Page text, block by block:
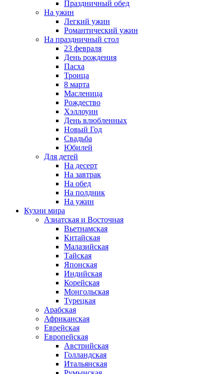
Праздничный обед
На ужин
Легкий ужин
Романтический ужин
На праздничный стол
23 февраля
День рождения
Пасха
Троица
8 марта
Масленица
Рождество
Хэллоуин
День влюбленных
Новый Год
Свадьба
Юбилей
Для детей
На десерт
На завтрак
На обед
На полдник
На ужин
Кухни мира
Азиатская и Восточная
Вьетнамская
Китайская
Малазийская
Тайская
Японская
Индийская
Корейская
Монгольская
Турецкая
Арабская
Африканская
Еврейская
Европейская
Австрийская
Голландская
Итальянская